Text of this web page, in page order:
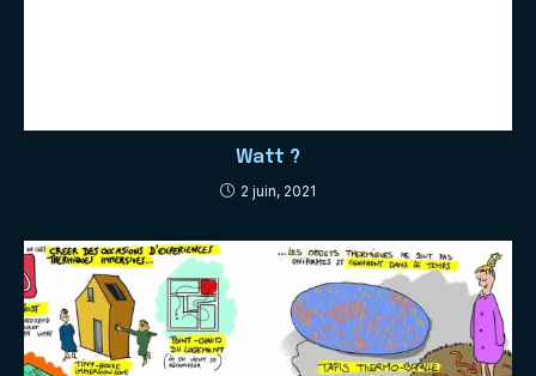
Watt ?
2 juin, 2021